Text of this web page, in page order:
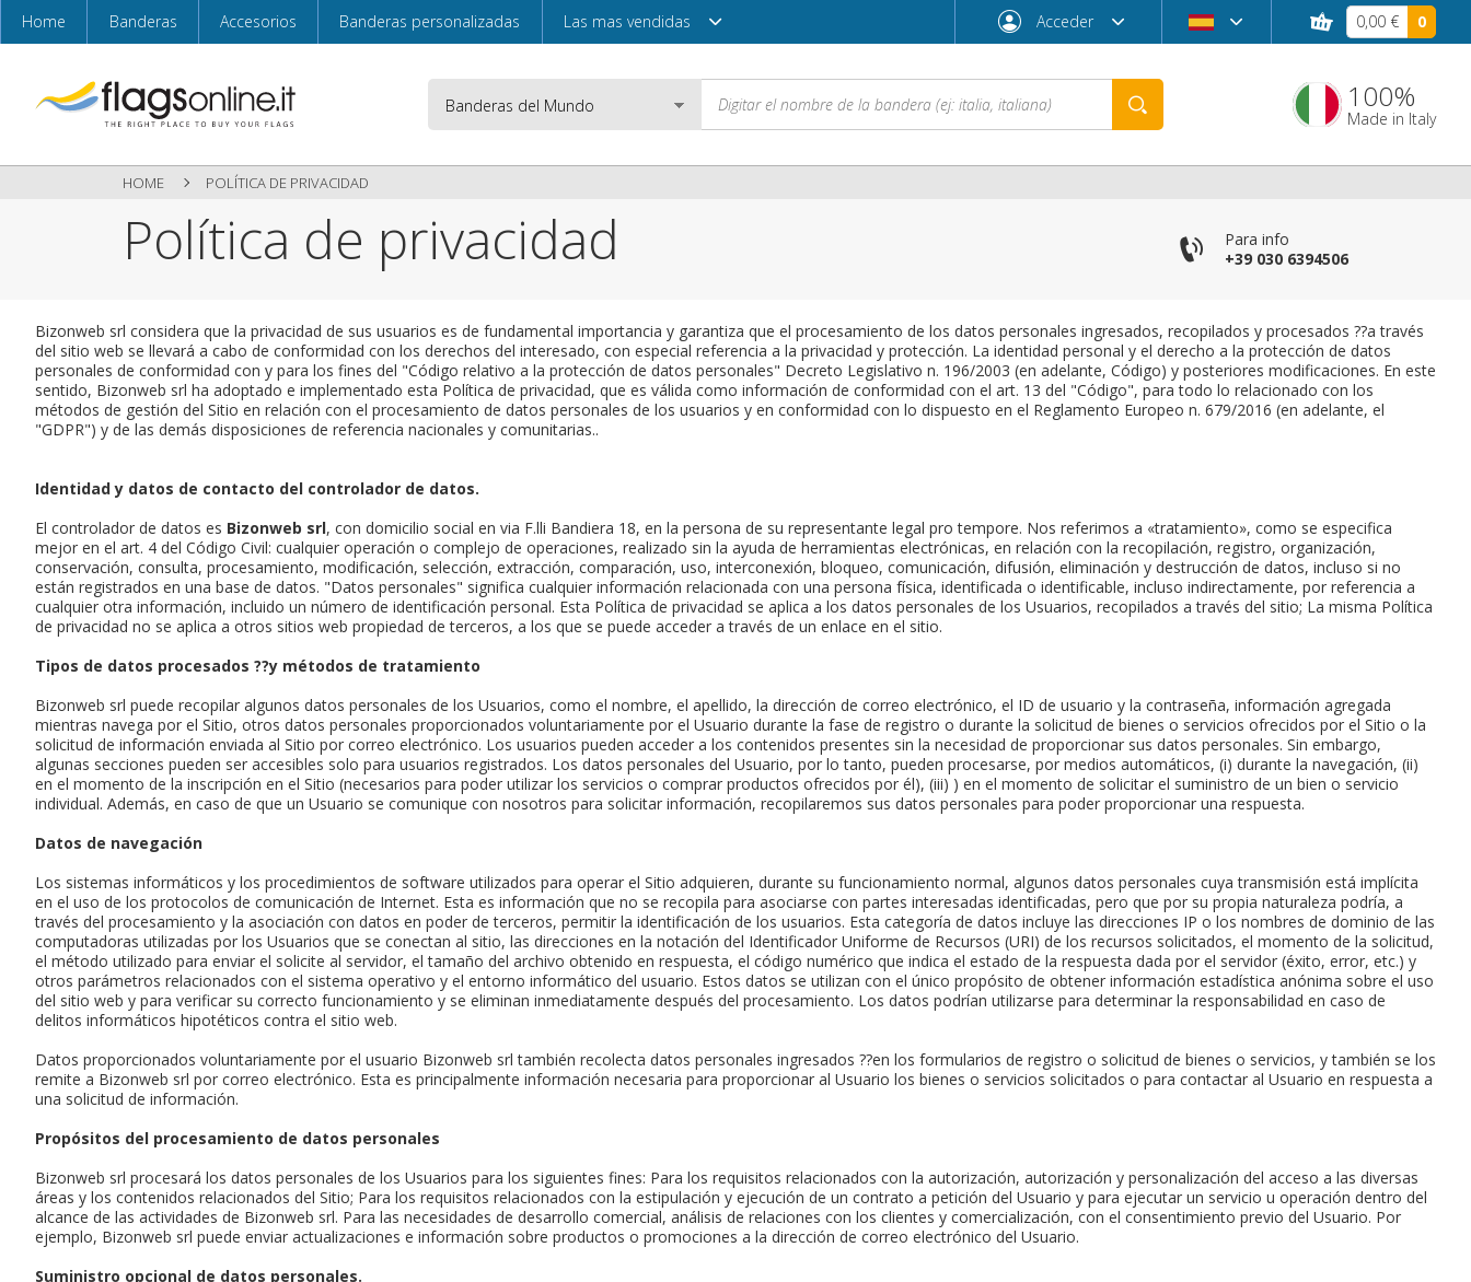
Home Banderas Accesorios Banderas personalizadas Las mas vendidas Acceder
Acceder ¿Contraseña olvidada?
¿Es este tu primer pedido?
CREAR UNA NUEVA CUENTA
0,00 € 0
100%
Made in Italy
HOME POLÍTICA DE PRIVACIDAD
Política de privacidad
Para info
+39 030 6394506
Bizonweb srl considera que la privacidad de sus usuarios es de fundamental importancia y garantiza que el procesamiento de los datos personales ingresados, recopilados y procesados ??a través
del sitio web se llevará a cabo de conformidad con los derechos del interesado, con especial referencia a la privacidad y protección. La identidad personal y el derecho a la protección de datos
personales de conformidad con y para los fines del "Código relativo a la protección de datos personales" Decreto Legislativo n. 196/2003 (en adelante, Código) y posteriores modificaciones. En este
sentido, Bizonweb srl ha adoptado e implementado esta Política de privacidad, que es válida como información de conformidad con el art. 13 del "Código", para todo lo relacionado con los
métodos de gestión del Sitio en relación con el procesamiento de datos personales de los usuarios y en conformidad con lo dispuesto en el Reglamento Europeo n. 679/2016 (en adelante, el
"GDPR") y de las demás disposiciones de referencia nacionales y comunitarias..
Identidad y datos de contacto del controlador de datos.
El controlador de datos es Bizonweb srl, con domicilio social en via F.lli Bandiera 18, en la persona de su representante legal pro tempore. Nos referimos a «tratamiento», como se especifica
mejor en el art. 4 del Código Civil: cualquier operación o complejo de operaciones, realizado sin la ayuda de herramientas electrónicas, en relación con la recopilación, registro, organización,
conservación, consulta, procesamiento, modificación, selección, extracción, comparación, uso, interconexión, bloqueo, comunicación, difusión, eliminación y destrucción de datos, incluso si no
están registrados en una base de datos. "Datos personales" significa cualquier información relacionada con una persona física, identificada o identificable, incluso indirectamente, por referencia a
cualquier otra información, incluido un número de identificación personal. Esta Política de privacidad se aplica a los datos personales de los Usuarios, recopilados a través del sitio; La misma Política
de privacidad no se aplica a otros sitios web propiedad de terceros, a los que se puede acceder a través de un enlace en el sitio.
Tipos de datos procesados ??y métodos de tratamiento
Bizonweb srl puede recopilar algunos datos personales de los Usuarios, como el nombre, el apellido, la dirección de correo electrónico, el ID de usuario y la contraseña, información agregada
mientras navega por el Sitio, otros datos personales proporcionados voluntariamente por el Usuario durante la fase de registro o durante la solicitud de bienes o servicios ofrecidos por el Sitio o la
solicitud de información enviada al Sitio por correo electrónico. Los usuarios pueden acceder a los contenidos presentes sin la necesidad de proporcionar sus datos personales. Sin embargo,
algunas secciones pueden ser accesibles solo para usuarios registrados. Los datos personales del Usuario, por lo tanto, pueden procesarse, por medios automáticos, (i) durante la navegación, (ii)
en el momento de la inscripción en el Sitio (necesarios para poder utilizar los servicios o comprar productos ofrecidos por él), (iii) ) en el momento de solicitar el suministro de un bien o servicio
individual. Además, en caso de que un Usuario se comunique con nosotros para solicitar información, recopilaremos sus datos personales para poder proporcionar una respuesta.
Datos de navegación
Los sistemas informáticos y los procedimientos de software utilizados para operar el Sitio adquieren, durante su funcionamiento normal, algunos datos personales cuya transmisión está implícita
en el uso de los protocolos de comunicación de Internet. Esta es información que no se recopila para asociarse con partes interesadas identificadas, pero que por su propia naturaleza podría, a
través del procesamiento y la asociación con datos en poder de terceros, permitir la identificación de los usuarios. Esta categoría de datos incluye las direcciones IP o los nombres de dominio de las
computadoras utilizadas por los Usuarios que se conectan al sitio, las direcciones en la notación del Identificador Uniforme de Recursos (URI) de los recursos solicitados, el momento de la solicitud,
el método utilizado para enviar el solicite al servidor, el tamaño del archivo obtenido en respuesta, el código numérico que indica el estado de la respuesta dada por el servidor (éxito, error, etc.) y
otros parámetros relacionados con el sistema operativo y el entorno informático del usuario. Estos datos se utilizan con el único propósito de obtener información estadística anónima sobre el uso
del sitio web y para verificar su correcto funcionamiento y se eliminan inmediatamente después del procesamiento. Los datos podrían utilizarse para determinar la responsabilidad en caso de
delitos informáticos hipotéticos contra el sitio web.
Datos proporcionados voluntariamente por el usuario Bizonweb srl también recolecta datos personales ingresados ??en los formularios de registro o solicitud de bienes o servicios, y también se los
remite a Bizonweb srl por correo electrónico. Esta es principalmente información necesaria para proporcionar al Usuario los bienes o servicios solicitados o para contactar al Usuario en respuesta a
una solicitud de información.
Propósitos del procesamiento de datos personales
Bizonweb srl procesará los datos personales de los Usuarios para los siguientes fines: Para los requisitos relacionados con la autorización, autorización y personalización del acceso a las diversas
áreas y los contenidos relacionados del Sitio; Para los requisitos relacionados con la estipulación y ejecución de un contrato a petición del Usuario y para ejecutar un servicio u operación dentro del
alcance de las actividades de Bizonweb srl. Para las necesidades de desarrollo comercial, análisis de relaciones con los clientes y comercialización, con el consentimiento previo del Usuario. Por
ejemplo, Bizonweb srl puede enviar actualizaciones e información sobre productos o promociones a la dirección de correo electrónico del Usuario.
Suministro opcional de datos personales.